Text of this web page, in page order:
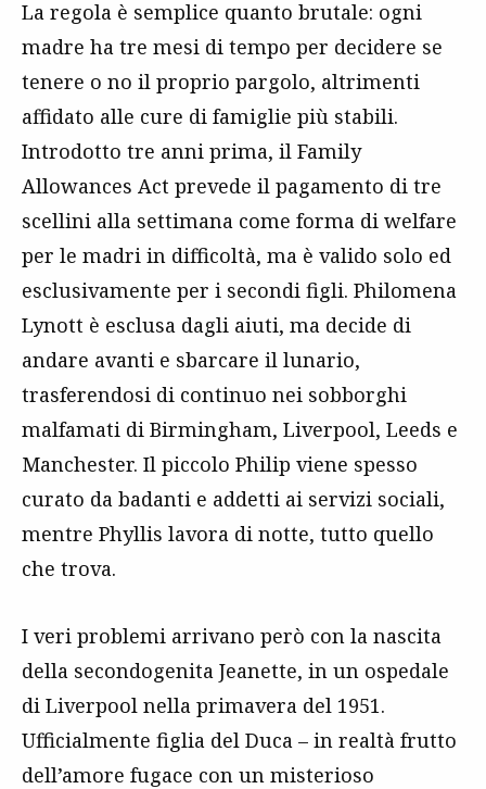
La regola è semplice quanto brutale: ogni
madre ha tre mesi di tempo per decidere se
tenere o no il proprio pargolo, altrimenti
affidato alle cure di famiglie più stabili.
Introdotto tre anni prima, il Family
Allowances Act prevede il pagamento di tre
scellini alla settimana come forma di welfare
per le madri in difficoltà, ma è valido solo ed
esclusivamente per i secondi figli. Philomena
Lynott è esclusa dagli aiuti, ma decide di
andare avanti e sbarcare il lunario,
trasferendosi di continuo nei sobborghi
malfamati di Birmingham, Liverpool, Leeds e
Manchester. Il piccolo Philip viene spesso
curato da badanti e addetti ai servizi sociali,
mentre Phyllis lavora di notte, tutto quello
che trova.
I veri problemi arrivano però con la nascita
della secondogenita Jeanette, in un ospedale
di Liverpool nella primavera del 1951.
Ufficialmente figlia del Duca – in realtà frutto
dell’amore fugace con un misterioso